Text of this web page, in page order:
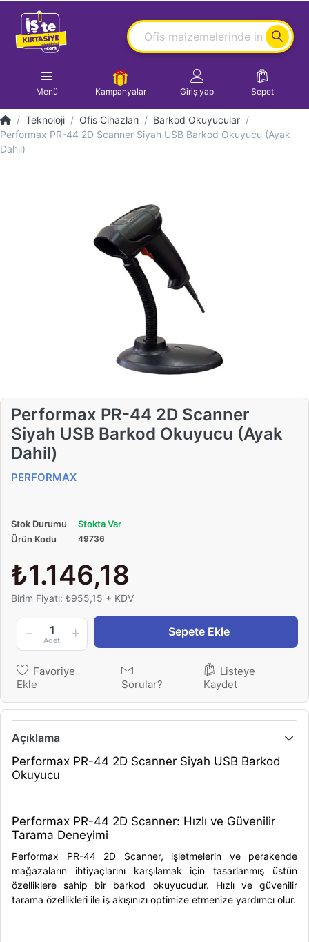
Menü Kampanyalar Giriş yap Sepet
Teknoloji Ofis Cihazları
Barkod Okuyucular
Performax PR-44 2D Scanner Siyah USB Barkod Okuyucu (Ayak
Dahil)
Performax PR-44 2D Scanner
Siyah USB Barkod Okuyucu (Ayak
Dahil)
PERFORMAX
Stok Durumu
Stokta Var
Ürün Kodu
49736
₺1.146,18
Birim Fiyatı: ₺955,15 + KDV
1
Adet
Sepete Ekle
Favoriye
Ekle
Sorular?
Listeye
Kaydet
Açıklama
Performax PR-44 2D Scanner Siyah USB Barkod
Okuyucu
Performax PR-44 2D Scanner: Hızlı ve Güvenilir
Tarama Deneyimi
Performax PR-44 2D Scanner, işletmelerin ve perakende
mağazaların ihtiyaçlarını karşılamak için tasarlanmış üstün
özelliklere sahip bir barkod okuyucudur. Hızlı ve güvenilir
tarama özellikleri ile iş akışınızı optimize etmenize yardımcı olur.